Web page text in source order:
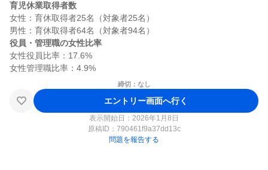
育児休業取得者数
女性：育休取得者25名（対象者25名）
役員・管理職の女性比率
女性役員比率：17.6%
締切：なし
エントリー画面へ行く
表示開始日：2026年1月8日
原稿ID： 790461f9a37dd13c
問題を報告する